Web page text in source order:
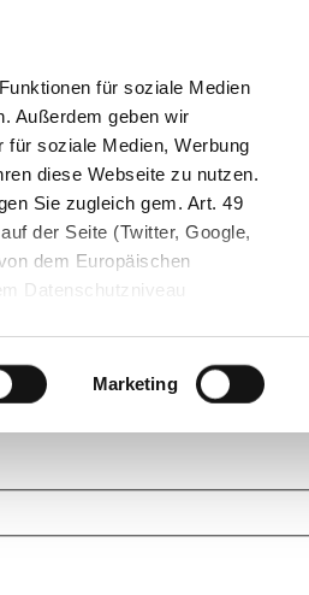
für soziale Medien
Außerdem geben wir
für soziale Medien, Werbung
diese Webseite zu nutzen.
Sie zugleich gem. Art. 49
der Seite (Twitter, Google,
dem Europäischen
Datenschutzniveau
Marketing
Wissen anderen weiter.